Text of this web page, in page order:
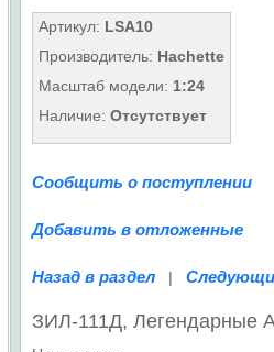
Артикул: LSA10
Производитель: Hachette
Масштаб модели: 1:24
Наличие: Отсутствует
Сообщить о поступлении
Добавить в отложенные
Назад в раздел |
ЗИЛ-111Д, Легендарные